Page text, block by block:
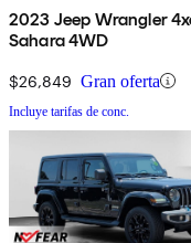
2023 Jeep Wrangler
Sahara 4WD
$26,849 Gran oferta
Incluye tarifas de conc.